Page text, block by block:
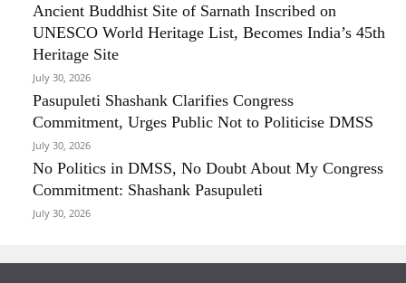
Ancient Buddhist Site of Sarnath Inscribed on
UNESCO World Heritage List, Becomes India’s 45th
Heritage Site
July 30, 2026
Pasupuleti Shashank Clarifies Congress
Commitment, Urges Public Not to Politicise DMSS
July 30, 2026
No Politics in DMSS, No Doubt About My Congress
Commitment: Shashank Pasupuleti
July 30, 2026